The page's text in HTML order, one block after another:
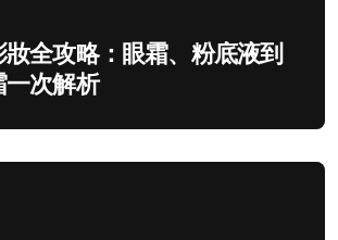
妝全攻略：眼霜、粉底液到
一次解析